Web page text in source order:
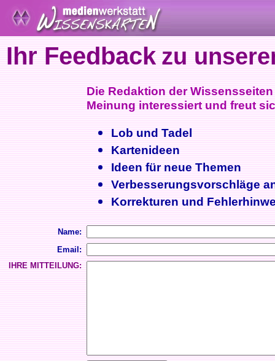
Ihr Feedback zu
Die Redaktion der
Meinung interessiert und freut
Lob und Tadel
Kartenideen
Ideen für neue Themen
Verbesserungsvorschläge
Korrekturen und
Name:
Email:
IHRE MITTEILUNG: